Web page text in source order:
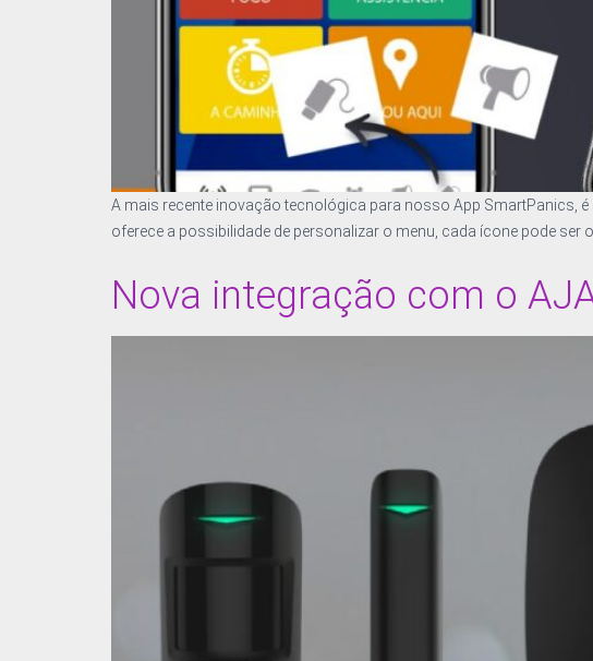
A mais recente inovação tecnológica para nosso App SmartPanics,
oferece a possibilidade de personalizar o menu, cada ícone pode
Nova integração com o